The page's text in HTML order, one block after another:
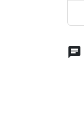
chat